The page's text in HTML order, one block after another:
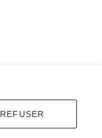
REFUSER
Terms Accessibility